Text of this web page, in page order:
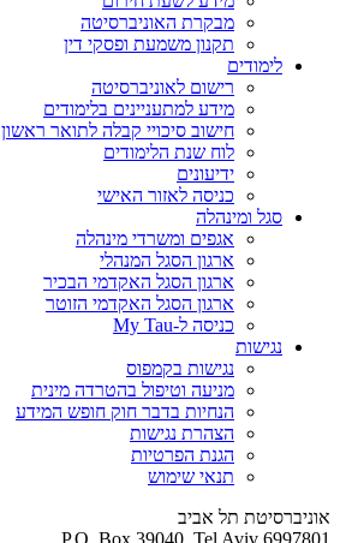
מבקרת האוניברסיטה
תקנון משמעת ופסקי דין
לימודים
רישום לאוניברסיטה
מידע למתעניינים בלימודים
חישוב סיכויי קבלה לתואר ראשון
לוח שנת הלימודים
ידיעונים
כניסה לאזור האישי
סגל ומינהלה
אגפים ומשרדי מינהלה
ארגון הסגל המנהלי
ארגון הסגל האקדמי הבכיר
ארגון הסגל האקדמי הזוטר
כניסה ל-My Tau
נגישות
נגישות בקמפוס
מניעה וטיפול בהטרדה מינית
הנחיות בדבר חוק חופש המידע
הצהרת נגישות
הגנת הפרטיות
תנאי שימוש
אוניברסיטת תל אביב
P.O. Box 39040, Tel Aviv 6997801